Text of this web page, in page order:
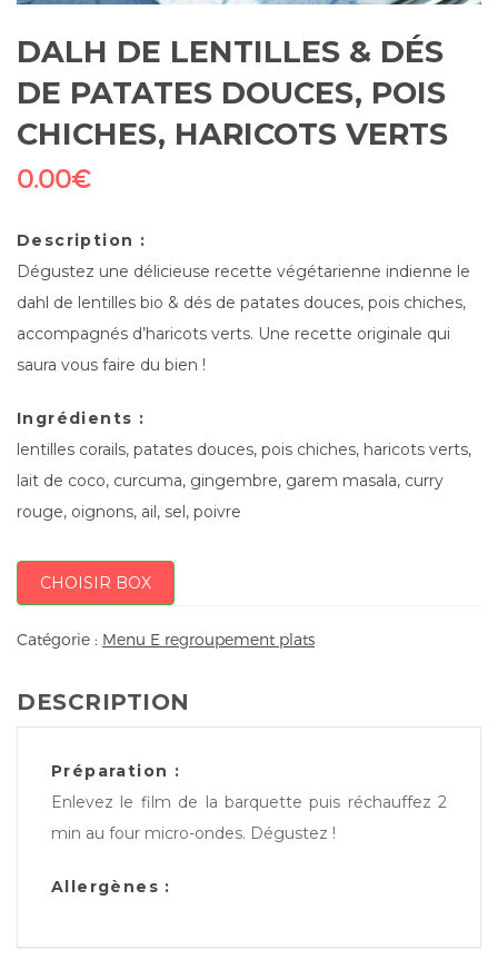
DALH DE LENTILLES & DÉS
DE PATATES DOUCES, POIS
CHICHES, HARICOTS VERTS
0.00€
Description :
Dégustez une délicieuse recette végétarienne indienne le
dahl de lentilles bio & dés de patates douces, pois chiches,
accompagnés d’haricots verts. Une recette originale qui
saura vous faire du bien !
Ingrédients :
lentilles corails, patates douces, pois chiches, haricots verts,
lait de coco, curcuma, gingembre, garem masala, curry
rouge, oignons, ail, sel, poivre
CHOISIR BOX
Catégorie : Menu E regroupement plats
DESCRIPTION
Préparation :
Enlevez le film de la barquette puis réchauffez 2
min au four micro-ondes. Dégustez !
Allergènes :